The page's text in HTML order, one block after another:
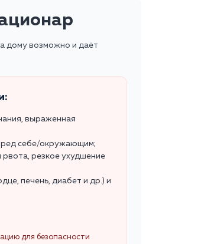
дому возможно и даёт
выраженная
себе/окружающим;
резкое ухудшение
печень, диабет и др.) и
для безопасности